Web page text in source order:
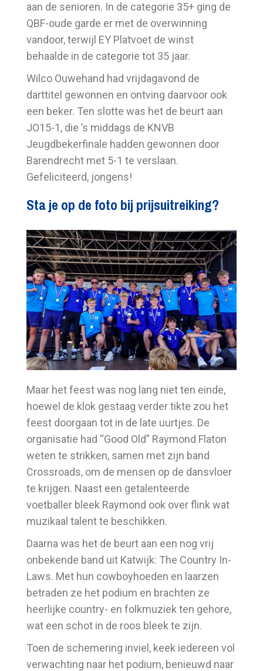
aan de senioren. In de categorie 35+ ging de
QBF-oude garde er met de overwinning
vandoor, terwijl EY Platvoet de winst
behaalde in de categorie tot 35 jaar.
Wilco Ouwehand had vrijdagavond de
darttitel gewonnen en ontving daarvoor ook
een beker. Ten slotte was het de beurt aan
JO15-1, die ’s middags de KNVB
Jeugdbekerfinale hadden gewonnen door
Barendrecht met 5-1 te verslaan.
Gefeliciteerd, jongens!
Sta je op de foto bij prijsuitreiking?
Maar het feest was nog lang niet ten einde,
hoewel de klok gestaag verder tikte zou het
feest doorgaan tot in de late uurtjes. De
organisatie had “Good Old” Raymond Flaton
weten te strikken, samen met zijn band
Crossroads, om de mensen op de dansvloer
te krijgen. Naast een getalenteerde
voetballer bleek Raymond ook over flink wat
muzikaal talent te beschikken.
Daarna was het de beurt aan een nog vrij
onbekende band uit Katwijk: The Country In-
Laws. Met hun cowboyhoeden en laarzen
betraden ze het podium en brachten ze
heerlijke country- en folkmuziek ten gehore,
wat een schot in de roos bleek te zijn.
Toen de schemering inviel, keek iedereen vol
verwachting naar het podium, benieuwd naar